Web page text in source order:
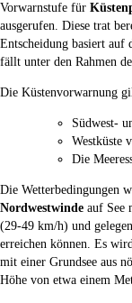
Vorwarnstufe für
ausgerufen. Diese trat
Entscheidung basiert auf
fällt unter den Rahmen
Die Küstenvorwarnung
Südwest-
Westküste
Die
Die Wetterbedingungen
Nordwestwinde auf See
(29-49 km/h) und
erreichen können. Es
mit einer Grundsee aus
Höhe von etwa einem